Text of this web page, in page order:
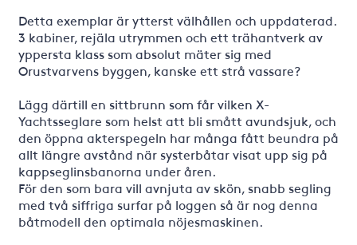
Detta exemplar är ytterst välhållen och uppdaterad.
3 kabiner, rejäla utrymmen och ett trähantverk av
yppersta klass som absolut mäter sig med
Orustvarvens byggen, kanske ett strå vassare?
Lägg därtill en sittbrunn som får vilken X-
Yachtsseglare som helst att bli smått avundsjuk, och
den öppna akterspegeln har många fått beundra på
allt längre avstånd när systerbåtar visat upp sig på
kappseglinsbanorna under åren.
För den som bara vill avnjuta av skön, snabb segling
med två siffriga surfar på loggen så är nog denna
båtmodell den optimala nöjesmaskinen.